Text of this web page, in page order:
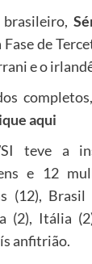
de
e o
aqui
teve a
e 12
(12), Brasil
(2), Itália
anfitrião.